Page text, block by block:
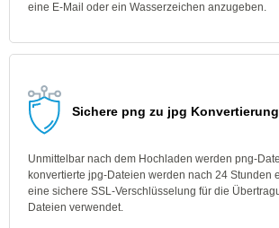
eine E-Mail oder ein Wasserzeichen anzugeben.
Sichere png zu jpg Konvertierung
Unmittelbar nach dem Hochladen werden png-
konvertierte jpg-Dateien werden nach 24 Stunden
eine sichere SSL-Verschlüsselung für die
Dateien verwendet.